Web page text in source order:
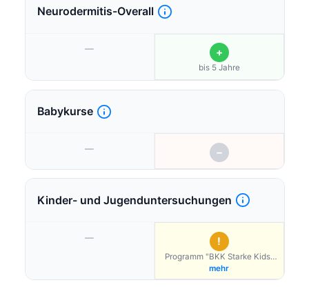
Neurodermitis-Overall
— +
bis 5 Jahre
Babykurse
— −
Kinder- und Jugenduntersuchungen
— !
Programm "BKK Starke Kids"
bei teilnehmenden Ärzten
mehr